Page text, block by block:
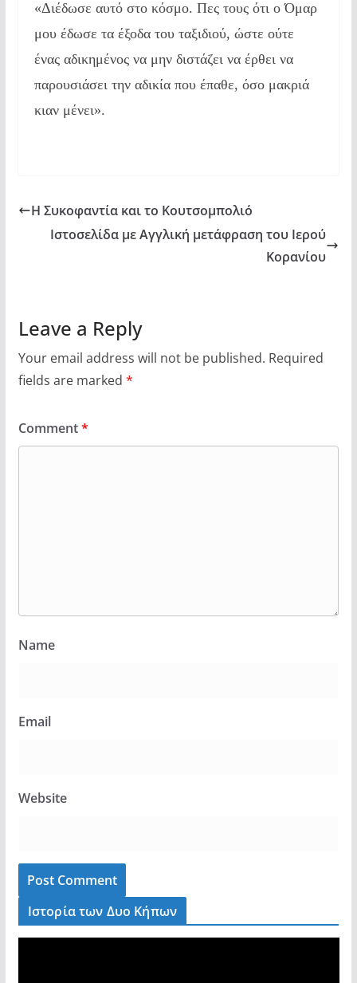
«Διέδωσε αυτό στο κόσμο. Πες τους ότι ο Όμαρ
μου έδωσε τα έξοδα του ταξιδιού, ώστε ούτε
ένας αδικημένος να μην διστάζει να έρθει να
παρουσιάσει την αδικία που έπαθε, όσο μακριά
κιαν μένει».
Η Συκοφαντία και το Κουτσομπολιό
Ιστοσελίδα με Αγγλική μετάφραση του Ιερού
Κορανίου
Leave a Reply
Your email address will not be published. Required
fields are marked *
Comment*
Name
Email
Website
Ιστορία των Δυο Κήπων